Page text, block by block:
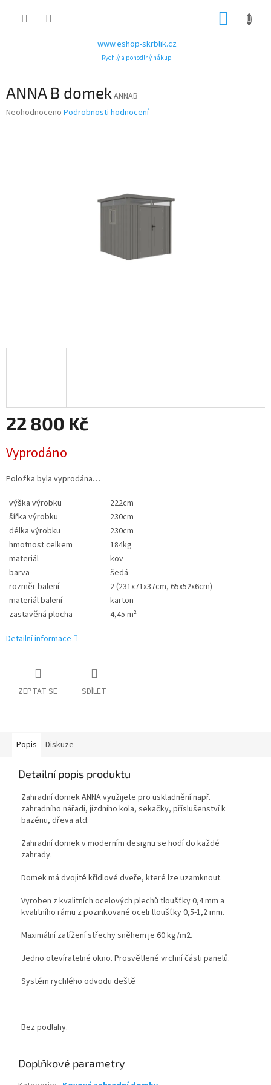
www.eshop-skrblik.cz
Rychlý a pohodlný nákup
ANNA B domek ANNAB
Průměrné
Neohodnoceno Podrobnosti hodnocení
22 800 Kč
cena:
Vyprodáno
Položka byla vyprodána…
výška výrobku
222cm
šířka výrobku
230cm
délka výrobku
230cm
hmotnost celkem
184kg
materiál
kov
barva
šedá
rozměr balení
2 (231x71x37cm, 65x52x6cm)
materiál balení
karton
zastavěná plocha
4,45 m²
Detailní informace
ZEPTAT SE SDÍLET
Popis Diskuze
Detailní popis produktu
Zahradní domek ANNA využijete pro uskladnění např.
zahradního nářadí, jízdního kola, sekačky, příslušenství k
bazénu, dřeva atd.
Zahradní domek v moderním designu se hodí do každé
zahrady.
Domek má dvojité křídlové dveře, které lze uzamknout.
Vyroben z kvalitních ocelových plechů tloušťky 0,4 mm a
kvalitního rámu z pozinkované oceli tloušťky 0,5-1,2 mm.
Maximální zatížení střechy sněhem je 60 kg/m2.
Jedno otevíratelné okno. Prosvětlené vrchní části panelů.
Systém rychlého odvodu deště
Bez podlahy.
Doplňkové parametry